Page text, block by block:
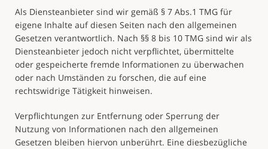
Als Diensteanbieter sind wir gemäß § 7 Abs.1 TMG für
eigene Inhalte auf diesen Seiten nach den allgemeinen
Gesetzen verantwortlich. Nach §§ 8 bis 10 TMG sind wir als
Diensteanbieter jedoch nicht verpflichtet, übermittelte
oder gespeicherte fremde Informationen zu überwachen
oder nach Umständen zu forschen, die auf eine
rechtswidrige Tätigkeit hinweisen.
Verpflichtungen zur Entfernung oder Sperrung der
Nutzung von Informationen nach den allgemeinen
Gesetzen bleiben hiervon unberührt. Eine diesbezügliche